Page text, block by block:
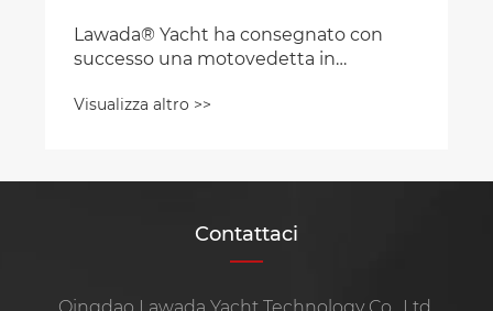
Lawada® Yacht ha consegnato con
successo una motovedetta in
dell'ordine
Visualizza altro >>
Contattaci